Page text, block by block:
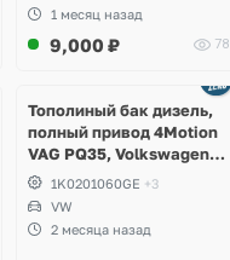
1 месяц назад
9,000 ₽ 78
Тополиный бак дизель,
полный привод 4Motion
VAG PQ35, Volkswagen
Scirocco, Golf V, VI,
Skoda Yeti, Octavia A5,
Superb, Audi A3, Seat
Altea
1K0201060GE +3
VW
2 месяца назад